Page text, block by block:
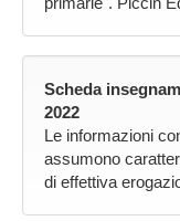
Scheda
2022
Le informazioni
assumono
di effettiva